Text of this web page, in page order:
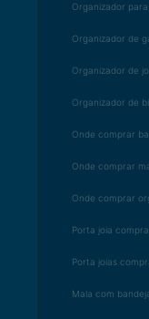
Organizador
Organizador de
Organizador de
Organizador de
Onde comprar
Onde comprar
Onde comprar
Porta joia
Porta joias
Mala com